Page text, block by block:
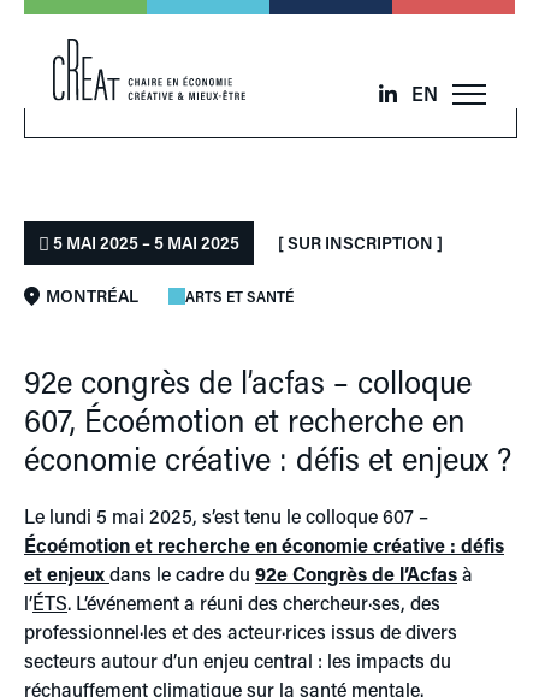
EN
5 MAI 2025 – 5 MAI 2025 [ SUR INSCRIPTION ]
MONTRÉAL ARTS ET SANTÉ
92e congrès de l’acfas – colloque
607, Écoémotion et recherche en
économie créative : défis et enjeux ?
Le lundi 5 mai 2025, s’est tenu le colloque 607 –
Écoémotion et recherche en économie créative : défis
et enjeuxdans le cadre du 92e Congrès de l’Acfasà
l’ÉTS. L’événement a réuni des chercheur·ses, des
professionnel·les et des acteur·rices issus de divers
secteurs autour d’un enjeu central : les impacts du
réchauffement climatique sur la santé mentale.